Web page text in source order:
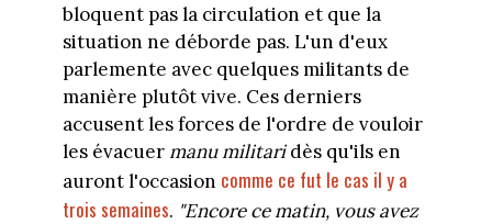
bloquent pas la circulation et que la
situation ne déborde pas. L'un d'eux
parlemente avec quelques militants de
manière plutôt vive. Ces derniers
accusent les forces de l'ordre de vouloir
les évacuermanu militaridès qu'ils en
auront l'occasion comme ce fut le cas il y a
trois semaines. "Encore ce matin, vous avez